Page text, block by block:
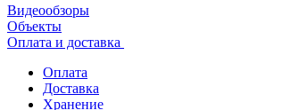
Видеообзоры
Объекты
Оплата и доставка
Оплата
Доставка
Хранение